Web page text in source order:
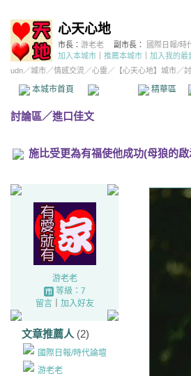
心天心地
市長： 游老老 副市長： 國際日報/時
加入本城市
推薦本城市 加入我的最
udn／城市／情感交流／心靈 ／ 【心天心地】城市／
本城市首頁 精華區
討論區／進口佳文
施比受更為有福使他成功(母狼的啟
游老老
等級：7
留言｜ 加入好友
文章推薦人 (2)
國際日報/時代論壇
游老老